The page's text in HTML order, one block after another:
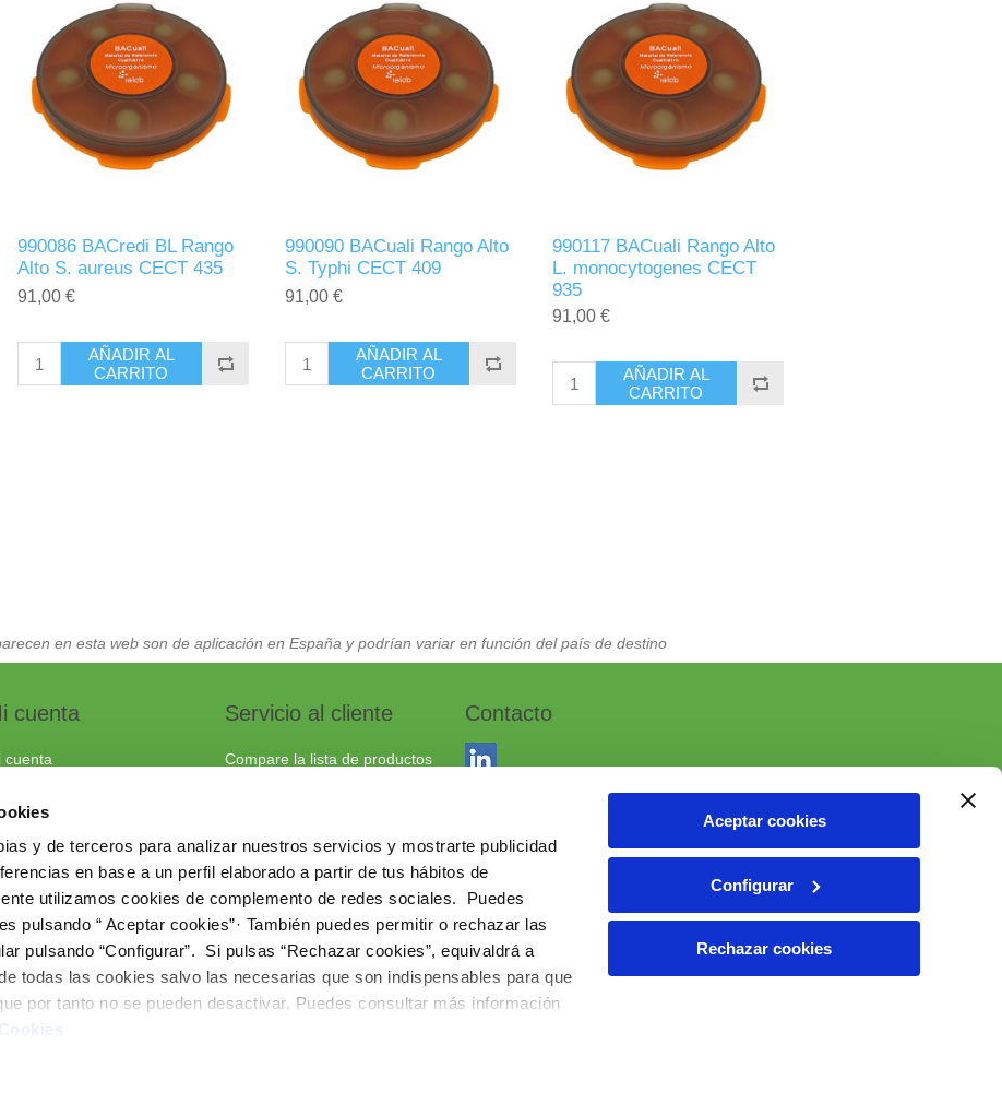
y de terceros para analizar nuestros servicios y mostrarte publicidad
en base a un perfil elaborado a partir de tus hábitos de
utilizamos cookies de complemento de redes sociales. Puedes
pulsando “ Aceptar cookies”· También puedes permitir o rechazar las
pulsando “Configurar”. Si pulsas “Rechazar cookies”, equivaldrá a
todas las cookies salvo las necesarias que son indispensables para que
por tanto no se pueden desactivar. Puedes consultar más información
Aceptar cookies
Configurar
Rechazar cookies
990086 BACredi BL Rango
Alto S. aureus CECT 435
91,00 €
AÑADIR AL
CARRITO
990090 BACuali Rango Alto
S. Typhi CECT 409
91,00 €
AÑADIR AL
CARRITO
990117 BACuali Rango Alto
L. monocytogenes CECT
935
91,00 €
AÑADIR AL
CARRITO
en esta web son de aplicación en España y podrían variar en función del país de destino
cuenta
cuenta
Servicio al cliente
Compare la lista de productos
Aviso Legal
Política de privacidad
Contacto
Dracma, 7 - Polígono Industrial Las Atalayas
03114 ALICANTE (España)
+34 966 10 55 01
comercial@ielab.es
www.ielab.es